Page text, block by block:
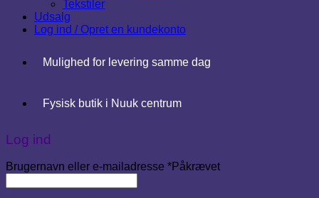
Tekstiler
Udsalg
Log ind / Opret en kundekonto
Mulighed for levering samme dag
Fysisk butik i Nuuk centrum
Log ind
Brugernavn eller e-mailadresse *Påkrævet